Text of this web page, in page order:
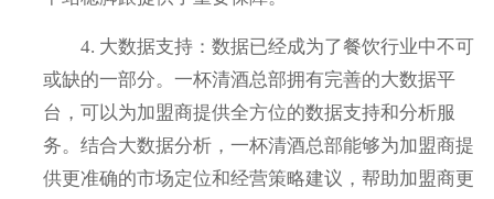
4. 大数据支持：数据已经成为了餐饮行业中不可
或缺的一部分。一杯清酒总部拥有完善的大数据平
台，可以为加盟商提供全方位的数据支持和分析服
务。结合大数据分析，一杯清酒总部能够为加盟商提
供更准确的市场定位和经营策略建议，帮助加盟商更